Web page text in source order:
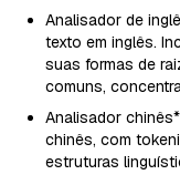
Analisador de
texto em inglês.
suas formas de
comuns,
Analisador
chinês, com
estruturas